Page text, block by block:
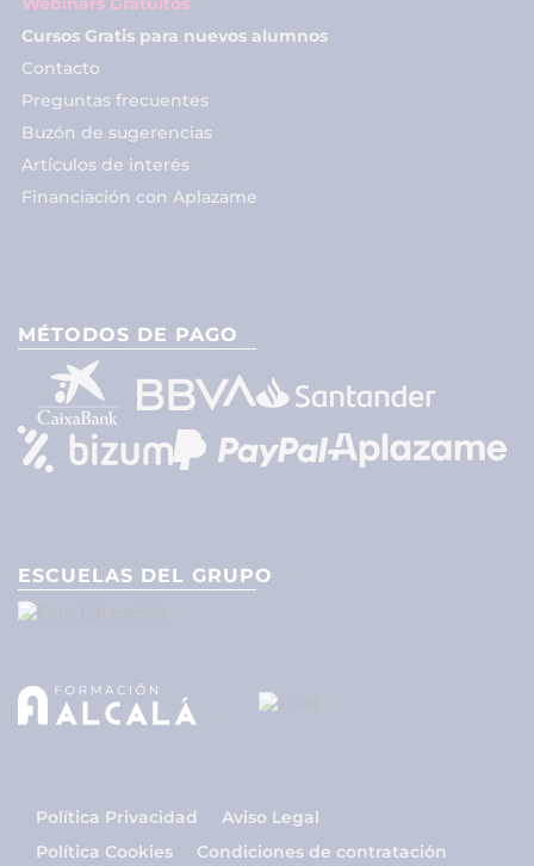
Cursos Gratis para nuevos alumnos
Contacto
Preguntas frecuentes
Buzón de sugerencias
Artículos de interés
Financiación con Aplazame
MÉTODOS DE PAGO
ESCUELAS DEL GRUPO
Política Privacidad
Aviso Legal
Política Cookies
Condiciones de contratación